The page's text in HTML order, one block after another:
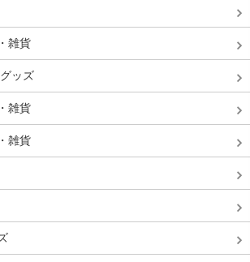
雑貨
ッズ
雑貨
雑貨